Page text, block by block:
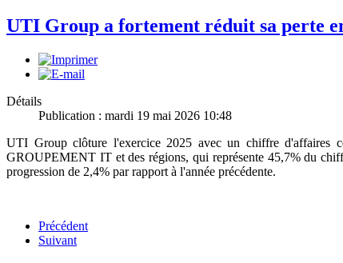
UTI Group a fortement réduit sa perte
Détails
Publication : mardi 19 mai 2026 10:48
UTI Group clôture l'exercice 2025 avec un chiffre d'affaires
GROUPEMENT IT et des régions, qui représente 45,7% du
progression de 2,4% par rapport à l'année précédente.
Précédent
Suivant